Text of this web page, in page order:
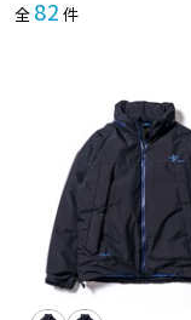
全 82 件